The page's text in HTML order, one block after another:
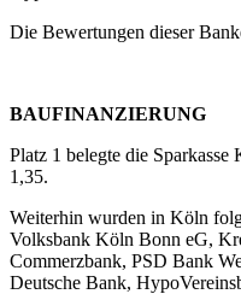
Die Bewertungen dieser
BAUFINANZIERUNG
Platz 1 belegte die
1,35.
Weiterhin wurden in Köln
Volksbank Köln Bonn eG,
Commerzbank, PSD Bank
Deutsche Bank,